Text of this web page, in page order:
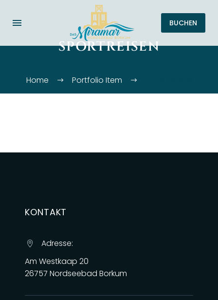
BUCHEN
SPORTREISEN
Home Portfolio Item
KONTAKT


Adresse:
Am Westkaap 20
26757 Nordseebad Borkum